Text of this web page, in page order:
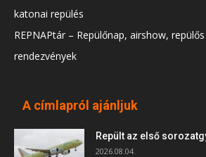
katonai repülés
REPNAPtár – Repülőnap, airshow,
rendezvények
A címlapról ajánljuk
Repült az első
2026.08.04.